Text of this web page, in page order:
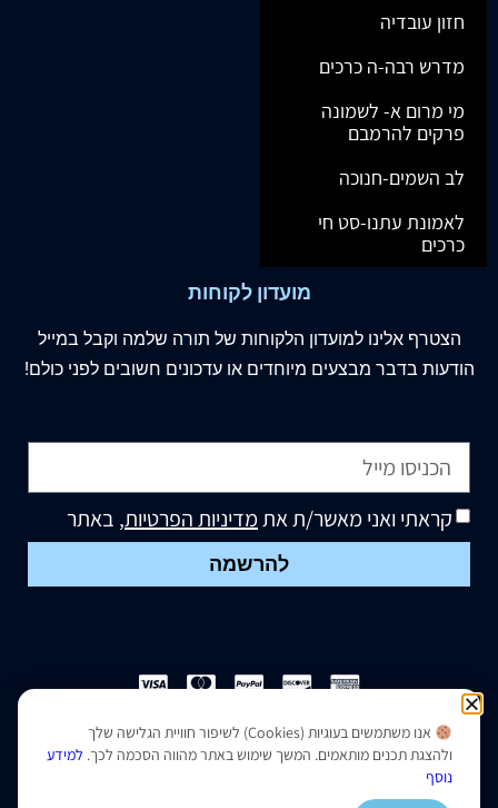
חזון עובדיה
מדרש רבה-ה כרכים
מי מרום א- לשמונה
פרקים להרמבם
לב השמים-חנוכה
לאמונת עתנו-סט חי
כרכים
מועדון לקוחות
הצטרף אלינו למועדון הלקוחות של תורה שלמה וקבל במייל
הודעות בדבר מבצעים מיוחדים או עדכונים חשובים לפני כולם!
קראתי ואני מאשר/ת אתמדיניות הפרטיות, באתר
להרשמה
הצהרת נגישות|מדיניות פרטיות
אנו משתמשים בעוגיות (Cookies) לשיפור חוויית הגלישה שלך
ולהצגת תכנים מותאמים. המשך שימוש באתר מהווה הסכמה לכך. למידע
נוסף